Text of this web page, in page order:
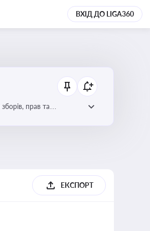
ВХІД ДО LIGA360
прав та
ЕКСПОРТ